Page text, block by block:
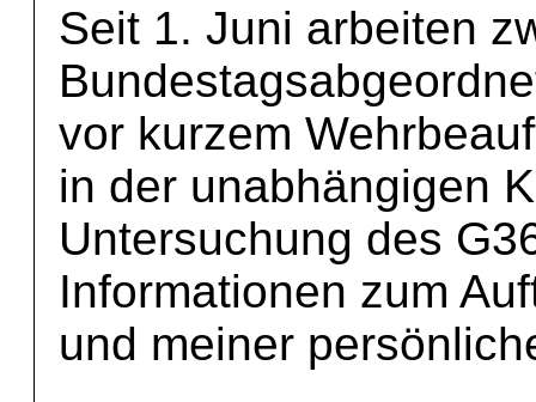
Seit 1. Juni arbeiten
vor kurzem
in der unabhängigen
Untersuchung des
Informationen zum
und meiner